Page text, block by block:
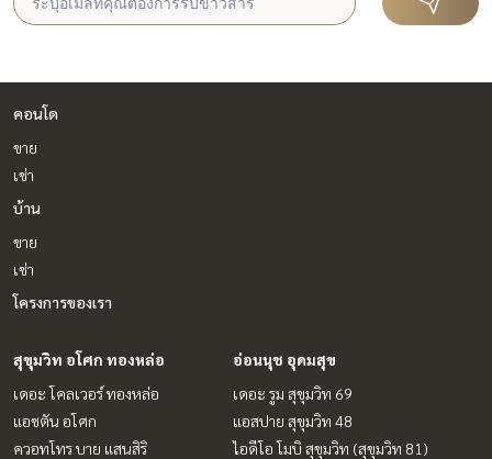
คอนโด
ขาย
เช่า
บ้าน
ขาย
เช่า
โครงการของเรา
สุขุมวิท อโศก ทองหล่อ
เดอะ โคลเวอร์ ทองหล่อ
แอชตัน อโศก
ควอทโทร บาย แสนสิริ
อ่อนนุช อุดมสุข
เดอะ รูม สุขุมวิท 69
แอสปาย สุขุมวิท 48
ไอดีโอ โมบิ สุขุมวิท (สุขุมวิท 81)